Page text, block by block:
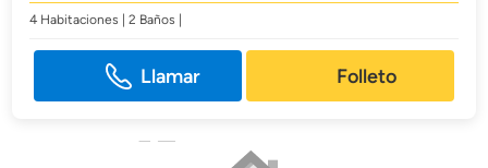
4 Habitaciones | 2 Baños |
Llamar Folleto